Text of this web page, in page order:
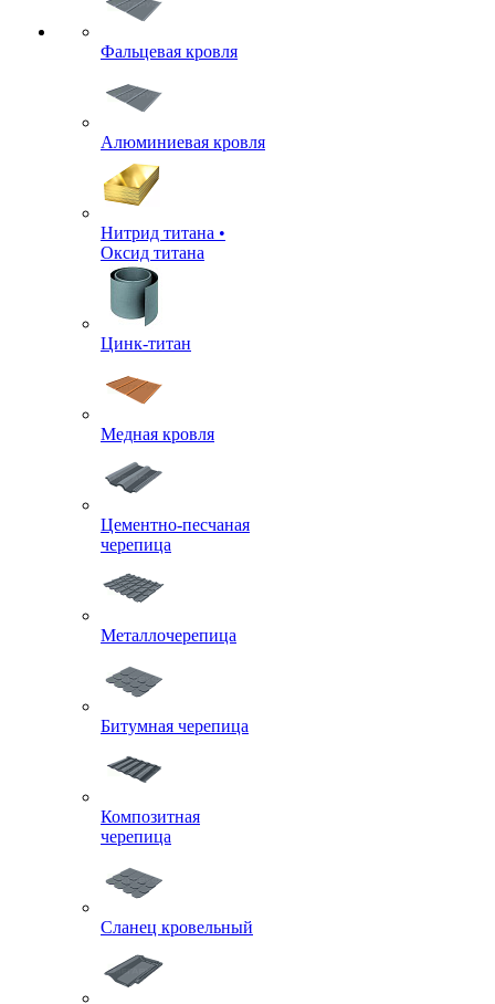
Фальцевая кровля
Алюминиевая кровля
Нитрид титана •
Оксид титана
Цинк-титан
Медная кровля
Цементно-песчаная
черепица
Металлочерепица
Битумная черепица
Композитная
черепица
Сланец кровельный